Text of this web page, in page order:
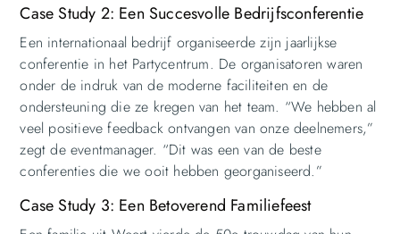
Case Study 2: Een Succesvolle Bedrijfsconferentie
Een internationaal bedrijf organiseerde zijn jaarlijkse
conferentie in het Partycentrum. De organisatoren waren
onder de indruk van de moderne faciliteiten en de
ondersteuning die ze kregen van het team. “We hebben al
veel positieve feedback ontvangen van onze deelnemers,”
zegt de eventmanager. “Dit was een van de beste
conferenties die we ooit hebben georganiseerd.”
Case Study 3: Een Betoverend Familiefeest